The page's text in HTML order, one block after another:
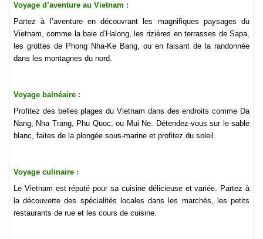
Voyage d’aventure au Vietnam :
Partez à l’aventure en découvrant les magnifiques paysages du
Vietnam, comme la baie d’Halong, les rizières en terrasses de Sapa,
les grottes de Phong Nha-Ke Bang, ou en faisant de la randonnée
dans les montagnes du nord.
Voyage balnéaire :
Profitez des belles plages du Vietnam dans des endroits comme Da
Nang, Nha Trang, Phu Quoc, ou Mui Ne. Détendez-vous sur le sable
blanc, faites de la plongée sous-marine et profitez du soleil.
Voyage culinaire :
Le Vietnam est réputé pour sa cuisine délicieuse et variée. Partez à
la découverte des spécialités locales dans les marchés, les petits
restaurants de rue et les cours de cuisine.